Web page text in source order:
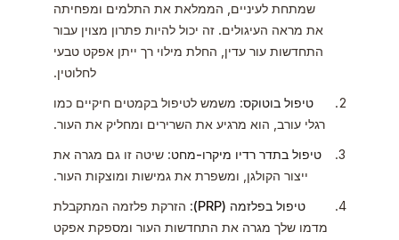
שמתחת לעיניים, הממלאת את התלמים ומפחיתה
את מראה העיגולים. זה יכול להיות פתרון מצוין עבור
התחדשות עור עדין, החלת מילוי רך ייתן אפקט טבעי
לחלוטין.
טיפול בוטוקס: משמש לטיפול בקמטים חיקיים כמו
רגלי עורב, הוא מרגיע את השרירים ומחליק את העור.
טיפול בתדר רדיו מיקרו-מחט: שיטה זו גם מגרה את
ייצור הקולגן, ומשפרת את גמישות ומוצקות העור.
טיפול בפלזמה (PRP)
: הזרקת פלזמה המתקבלת
מדמו שלך מגרה את התחדשות העור ומספקת אפקט